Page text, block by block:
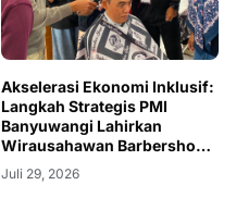
Akselerasi Ekonomi Inklusif:
Langkah Strategis PMI
Banyuwangi Lahirkan
Wirausahawan Barbershop
Baru dari Kelompok Rentan
Juli 29, 2026